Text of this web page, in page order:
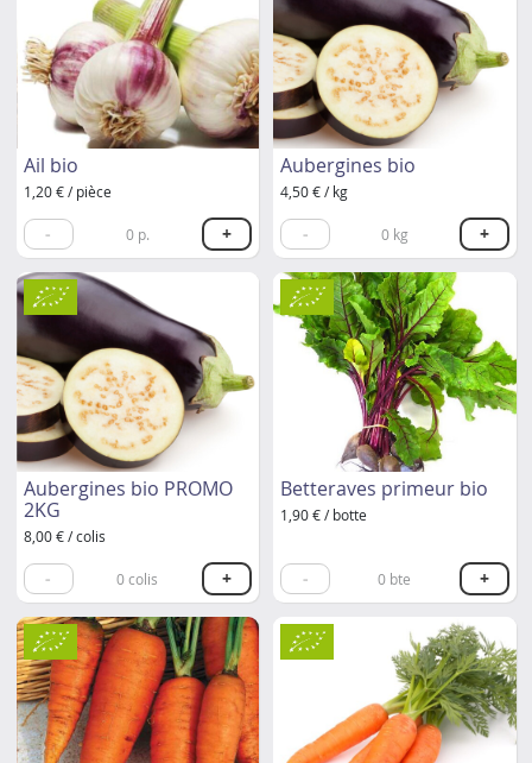
Ail bio
1,20 € / pièce
- 0p. +
Aubergines bio
4,50 € / kg
- 0kg +
Aubergines bio PROMO
2KG
8,00 € / colis
- 0colis +
Betteraves primeur bio
1,90 € / botte
- 0 bte +